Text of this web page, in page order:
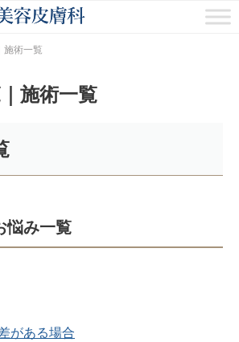
施術一覧
施術一覧
悩み一覧
がある場合